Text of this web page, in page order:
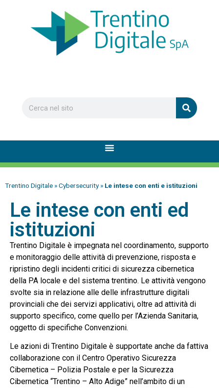
Trentino Digitale »Cybersecurity» Le intese con enti e istituzioni
Le intese con enti ed
istituzioni
Trentino Digitale è impegnata nel coordinamento, supporto
e monitoraggio delle attività di prevenzione, risposta e
ripristino degli incidenti critici di sicurezza cibernetica
della PA locale e del sistema trentino. Le attività vengono
svolte sia in relazione alle delle infrastrutture digitali
provinciali che dei servizi applicativi, oltre ad attività di
supporto specifico, come quello per l’Azienda Sanitaria,
oggetto di specifiche Convenzioni.
Le azioni di Trentino Digitale è supportate anche da fattiva
collaborazione con il Centro Operativo Sicurezza
Cibernetica – Polizia Postale e per la Sicurezza
Cibernetica “Trentino – Alto Adige” nell’ambito di un